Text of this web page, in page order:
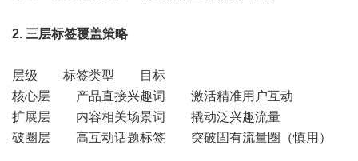
2. 三层标签覆盖策略
层级 标签类型 目标
核心层 产品直接兴趣词 激活精准用户互动
扩展层 内容相关场景词 撬动泛兴趣流量
破圈层 高互动话题标签 突破固有流量圈（慎用）